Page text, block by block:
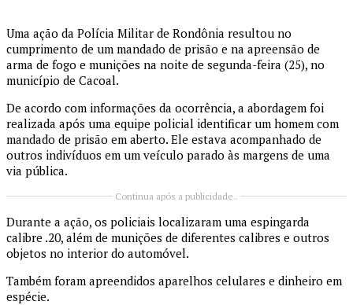
Uma ação da Polícia Militar de Rondônia resultou no
cumprimento de um mandado de prisão e na apreensão de
arma de fogo e munições na noite de segunda-feira (25), no
município de Cacoal.
De acordo com informações da ocorrência, a abordagem foi
realizada após uma equipe policial identificar um homem com
mandado de prisão em aberto. Ele estava acompanhado de
outros indivíduos em um veículo parado às margens de uma
via pública.
Continua após a publicidade..
Durante a ação, os policiais localizaram uma espingarda
calibre .20, além de munições de diferentes calibres e outros
objetos no interior do automóvel.
Também foram apreendidos aparelhos celulares e dinheiro em
espécie.